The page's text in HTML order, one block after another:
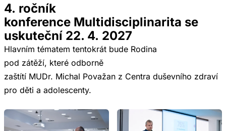
4. ročník
konference Multidisciplinarita se
uskuteční 22. 4. 2027
Hlavním tématem tentokrát bude Rodina
pod zátěží, které odborně
zaštítí MUDr. Michal Považan z Centra duševního zdraví
pro děti a adolescenty.